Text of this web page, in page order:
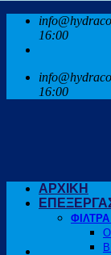
Μετάβαση
περιεχόμενο
16:00
16:00
ΑΡΧΙΚΗ